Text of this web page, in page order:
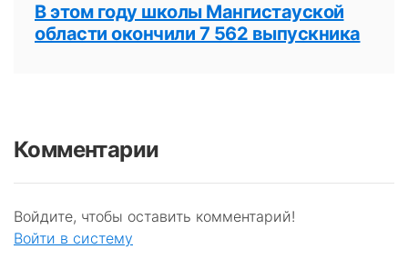
В этом году школы Мангистауской
области окончили 7 562 выпускника
Комментарии
Войдите, чтобы оставить комментарий!
Войти в систему